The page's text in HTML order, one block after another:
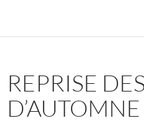
REPRISE
D’AUTOMNE